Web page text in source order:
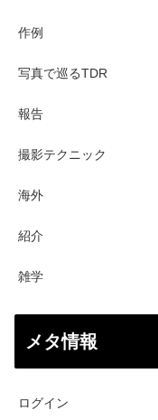
作例
写真で巡るTDR
報告
撮影テクニック
海外
紹介
雑学
メタ情報
ログイン